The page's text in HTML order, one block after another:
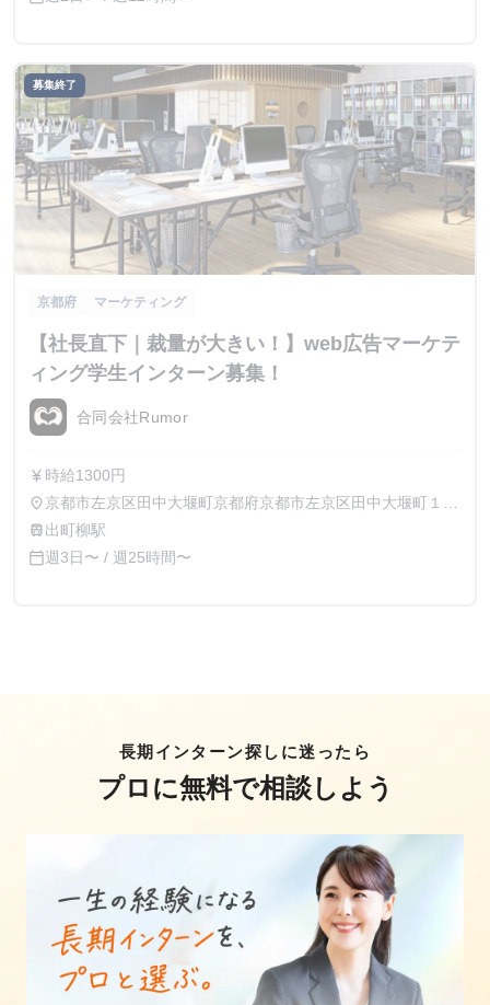
募集終了
京都府 マーケティング
【社長直下｜裁量が大きい！】web広告マーケテ
ィング学生インターン募集！
合同会社Rumor
currency_yen 時給1300円
place 京都市左京区田中大堰町京都府京都市左京区田中大堰町１５
２ メゾンKOYO1F
train 出町柳駅
calendar_today週3日〜 / 週25時間〜
長期インターン探しに迷ったら
プロに無料で相談しよう